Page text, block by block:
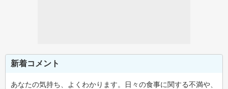
新着コメント
あなたの気持ち、よくわかります。日々の食事に関する不満や、